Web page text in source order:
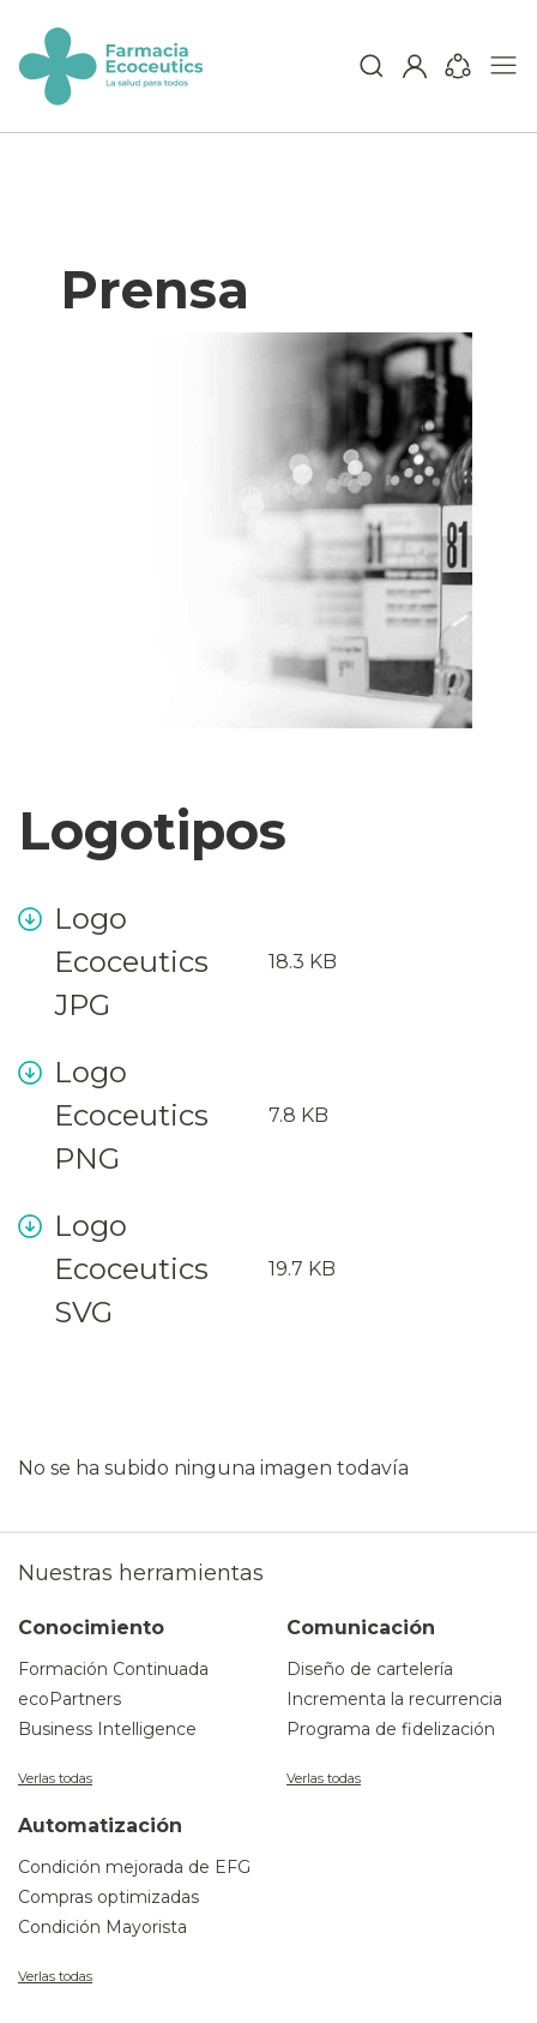
content
ecoceutics
Prensa
Logotipos
Logo
Ecoceutics
JPG
18.3 KB
Logo
Ecoceutics
PNG
7.8 KB
Logo
Ecoceutics
SVG
19.7 KB
No se ha subido ninguna imagen todavía
Nuestras herramientas
Conocimiento
Formación Continuada
ecoPartners
Business Intelligence
Verlas todas
Comunicación
Diseño de cartelería
Incrementa la recurrencia
Programa de fidelización
Verlas todas
Automatización
Condición mejorada de EFG
Compras optimizadas
Condición Mayorista
Verlas todas